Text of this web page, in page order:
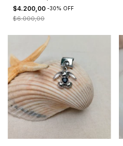
$4.200,00 -30% OFF
$6.000,00